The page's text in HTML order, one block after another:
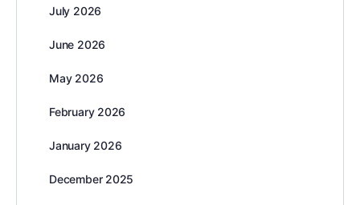
July 2026
June 2026
May 2026
February 2026
January 2026
December 2025